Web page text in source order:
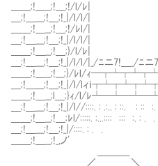
＿＿;!＿__;!＿;!/l/ﾚ|
＿;!＿___;!＿;!_|/l/l/|
＿＿;!＿__;!＿;!/ﾚl/|
＿;!＿___;!＿;!_|/l/l/|
＿＿;!＿__;!＿;}/l/ﾚ|
＿;!＿___;!＿;!_|/l/l/|_/ﾆニ7!＿_/ﾆ
＿＿;!＿__;!___;}/ﾚl/ｨ
＿;!＿___;!＿;!_|/l/lィｉ
＿＿;!＿__;l＿;}ｨ/l/ﾚ
＿;!＿___;!＿;!_|/l//
＿＿;!＿__;!＿;ﾚl/
＿;!＿___;!＿
＿＿;!＿
＿＿＿_
／ ＼